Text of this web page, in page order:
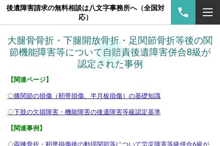
後遺障害請求の無料相談は八文字事務所へ（全国対
応）
大腿骨骨折・下腿開放骨折・足関節骨折等後の関
節機能障害等について自賠責後遺障害併合8級が
認定された事例
【関連ページ】
◇膝関節の損傷（靭帯損傷、半月板損傷）の基礎知識
◇下肢の欠損障害・機能障害の後遺障害等級認定基準
【関連事例】
◇両膝骨折・靭帯損傷後の動揺関節等について労災障害等級併合6級が